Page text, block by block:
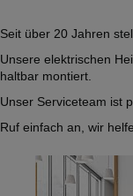
Seit über 20 Jahren
Unsere elektrischen
haltbar montiert.
Unser Serviceteam ist
Ruf einfach an, wir